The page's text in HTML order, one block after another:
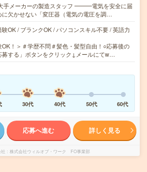
メーカーの製造スタッフ ━━━電気を安全に届
に欠かせない「変圧器（電気の電圧を調…
OK / ブランクOK / パソコンスキル不要 / 英語力
OK！＞＃学歴不問＃髪色・髪型自由！○応募後の
募する」ボタンをクリック↓メールにてw…
30代 40代 50代 60代
応募へ進む 詳しく見る
株式会社ウィルオブ・ワーク FO事業部